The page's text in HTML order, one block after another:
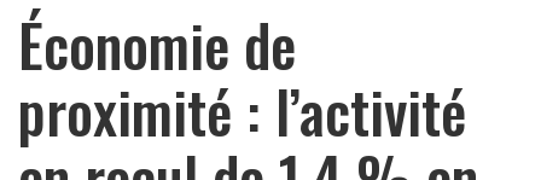
Économie de
proximité : l’activité